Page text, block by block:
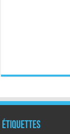
Étiquettes